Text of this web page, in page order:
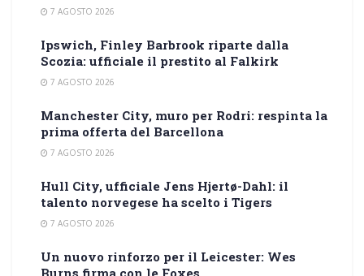
7 AGOSTO 2026
Ipswich, Finley Barbrook riparte dalla
Scozia: ufficiale il prestito al Falkirk
7 AGOSTO 2026
Manchester City, muro per Rodri: respinta la
prima offerta del Barcellona
7 AGOSTO 2026
Hull City, ufficiale Jens Hjertø-Dahl: il
talento norvegese ha scelto i Tigers
7 AGOSTO 2026
Un nuovo rinforzo per il Leicester: Wes